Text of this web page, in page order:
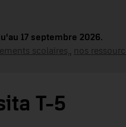
17 septembre 2026.
scolaires, nos
T-5